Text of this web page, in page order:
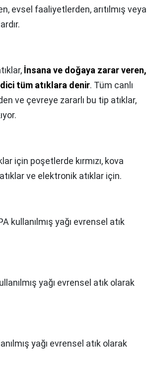
evsel faaliyetlerden, arıtılmış veya
İnsana ve doğaya zarar veren,
tüm atıklara denir. Tüm canlı
ve çevreye zararlı bu tip atıklar,
için poşetlerde kırmızı, kova
ve elektronik atıklar için.
kullanılmış yağı evrensel atık
yağı evrensel atık olarak
yağı evrensel atık olarak